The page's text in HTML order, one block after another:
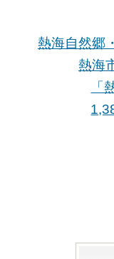
熱海自然郷
熱海
「